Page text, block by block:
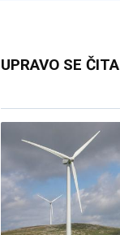
UPRAVO SE ČITA